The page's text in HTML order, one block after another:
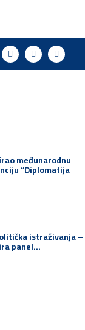
međunarodnu
“Diplomatija
istraživanja –
panel…